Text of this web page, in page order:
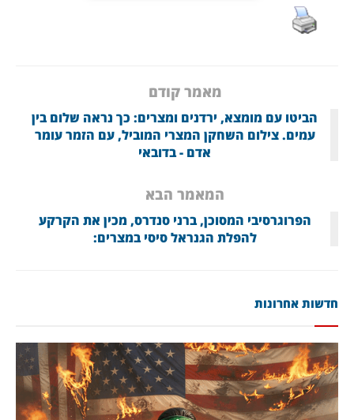
מאמר קודם
הביטו עם מומצא, ירדנים ומצרים: כך נראה שלום בין
עמים. צילום השחקן המצרי המוביל, עם הזמר עומר
אדם - בדובאי
המאמר הבא
הפרוגרסיבי המסוכן, ברני סנדרס, מכין את הקרקע
להפלת הגנראל סיסי במצרים:
חדשות אחרונות